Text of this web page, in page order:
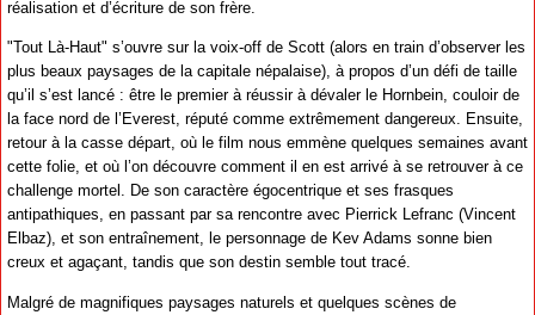
réalisation et d’écriture de son frère.
"Tout Là-Haut" s’ouvre sur la voix-off de Scott (alors en train d’observer les
plus beaux paysages de la capitale népalaise), à propos d’un défi de taille
qu’il s’est lancé : être le premier à réussir à dévaler le Hornbein, couloir de
la face nord de l’Everest, réputé comme extrêmement dangereux. Ensuite,
retour à la casse départ, où le film nous emmène quelques semaines avant
cette folie, et où l’on découvre comment il en est arrivé à se retrouver à ce
challenge mortel. De son caractère égocentrique et ses frasques
antipathiques, en passant par sa rencontre avec Pierrick Lefranc (Vincent
Elbaz), et son entraînement, le personnage de Kev Adams sonne bien
creux et agaçant, tandis que son destin semble tout tracé.
Malgré de magnifiques paysages naturels et quelques scènes de